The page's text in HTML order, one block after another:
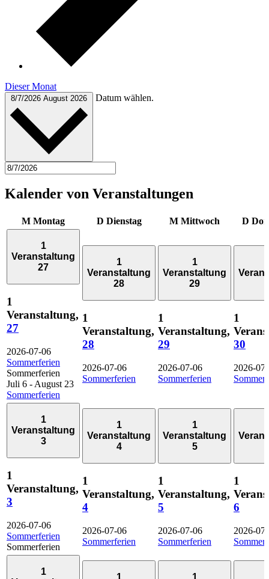
Dieser Monat
8/7/2026 August 2026 Datum wählen.
Kalender von Veranstaltungen
M Montag D Dienstag M Mittwoch D
1
Veranstaltung
27
1
Veranstaltung,
27
2026-07-06
Sommerferien
Sommerferien
Juli 6 - August 23
Sommerferien
1
Veranstaltung
28
1
Veranstaltung,
28
2026-07-06
Sommerferien
1
Veranstaltung
29
1
Veranstaltung,
29
2026-07-06
Sommerferien
1
30
2026-
1
Veranstaltung
3
1
Veranstaltung,
3
2026-07-06
Sommerferien
Sommerferien
1
Veranstaltung
4
1
Veranstaltung,
4
2026-07-06
Sommerferien
1
Veranstaltung
5
1
Veranstaltung,
5
2026-07-06
Sommerferien
1
6
2026-
1
1
1